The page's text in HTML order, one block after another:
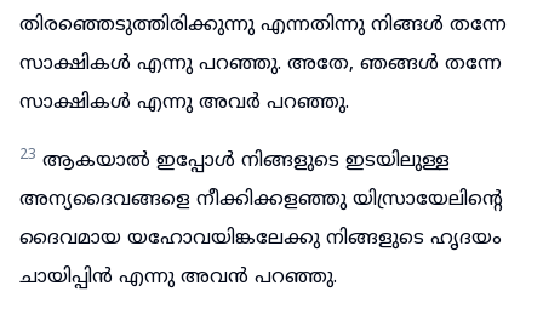
തിരഞ്ഞെടുത്തിരിക്കുന്നു എന്നതിന്നു നിങ്ങൾ തന്നേ
സാക്ഷികൾ എന്നു പറഞ്ഞു. അതേ, ഞങ്ങൾ തന്നേ
സാക്ഷികൾ എന്നു അവർ പറഞ്ഞു.
23 ആകയാൽ ഇപ്പോൾ നിങ്ങളുടെ ഇടയിലുള്ള
അന്യദൈവങ്ങളെ നീക്കിക്കളഞ്ഞു യിസ്രായേലിന്റെ
ദൈവമായ യഹോവയിങ്കലേക്കു നിങ്ങളുടെ ഹൃദയം
ചായിപ്പിൻ എന്നു അവൻ പറഞ്ഞു.